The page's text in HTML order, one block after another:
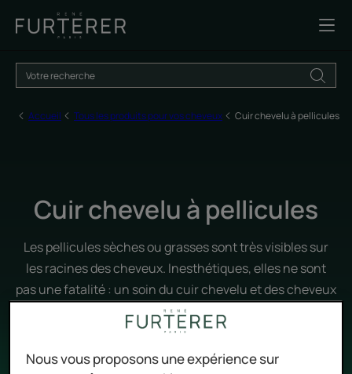
Accueil Tous les produits pour vos cheveux Cuir chevelu à pellicules
Cuir chevelu à pellicules
Les pellicules sèches ou grasses sont très visibles sur
les racines des cheveux. Inesthétiques, elles ne sont
pas une fatalité : un soin du cuir chevelu et des cheveux
permet de s’en débarrasser rapidement.
Nous vous proposons une expérience sur